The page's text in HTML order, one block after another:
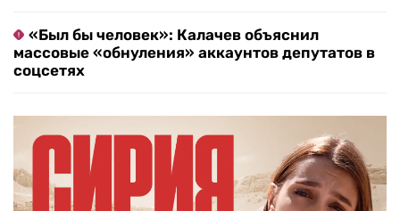
«Был бы человек»: Калачев объяснил
массовые «обнуления» аккаунтов депутатов в
соцсетях